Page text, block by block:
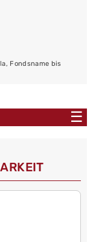
Fondsname bis
☰